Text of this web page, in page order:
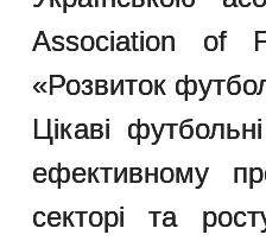
Association of
«Розвиток
Цікаві
ефективному
секторі та